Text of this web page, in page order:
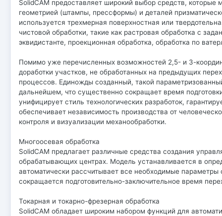
SolidCAM предоставляет широкий выбор средств,
геометрией (штампы, прессформы) и деталей
используется трехмерная поверхностная или
чистовой обработки, такие как растровая обработка с
эквидистанте, проекционная обработка, обработка по
Помимо уже перечисленных возможностей 2,5- и 3-
доработки участков, не обработанных на предыдущих
процессов. Единожды созданный, такой
дальнейшем, что существенно сокращает время
унифицирует стиль технологических разработок,
обеспечивает независимость производства от
контроля и визуализации механообработки.
Многоосевая обработка
SolidCAM предлагает различные средства создания
обрабатывающих центрах. Модель устанавливается в
автоматически рассчитывает все необходимые
сокращается подготовительно-заключительное время
Токарная и токарно-фрезерная обработка
SolidCAM обладает широким набором функций для